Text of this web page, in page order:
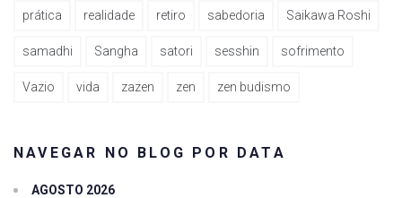
prática realidade retiro sabedoria Saikawa Roshi
samadhi Sangha satori sesshin sofrimento
Vazio vida zazen zen zen budismo
NAVEGAR NO BLOG POR DATA
AGOSTO 2026